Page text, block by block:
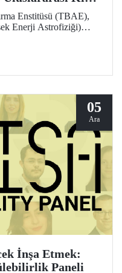
Enstitüsü (TBAE),
Enerji Astrofiziği)
tarihi 18 Ocak 2026!
05
Ara
İnşa Etmek:
Paneli